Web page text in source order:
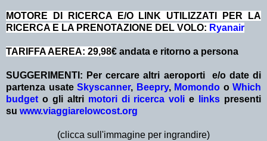
MOTORE DI RICERCA E/O LINK UTILIZZATI PER LA
RICERCA E LA PRENOTAZIONE DEL VOLO: Ryanair
TARIFFA AEREA: 29,98€ andata e ritorno a persona
SUGGERIMENTI: Per cercare altri aeroporti e/o date di
partenza usate Skyscanner, Beepry, Momondo o Which
budget o gli altri motori di ricerca voli e links presenti
su www.viaggiarelowcost.org
(clicca sull'immagine per ingrandire)